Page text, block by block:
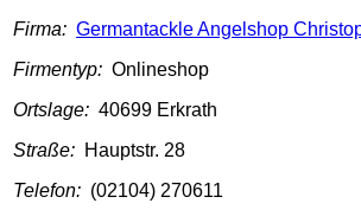
Firma: Germantackle Angelshop
Firmentyp: Onlineshop
Ortslage: 40699 Erkrath
Straße: Hauptstr. 28
Telefon: (02104) 270611